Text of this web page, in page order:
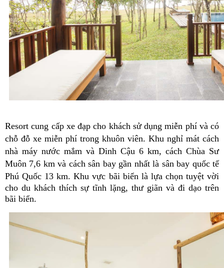
Resort cung cấp xe đạp cho khách sử dụng miễn phí và có
chỗ đỗ xe miễn phí trong khuôn viên. Khu nghỉ mát cách
nhà máy nước mắm và Dinh Cậu 6 km, cách Chùa Sư
Muôn 7,6 km và cách sân bay gần nhất là sân bay quốc tế
Phú Quốc 13 km.Khu vực bãi biển là lựa chọn tuyệt vời
cho du khách thích sự tĩnh lặng, thư giãn và đi dạo trên
bãi biển.